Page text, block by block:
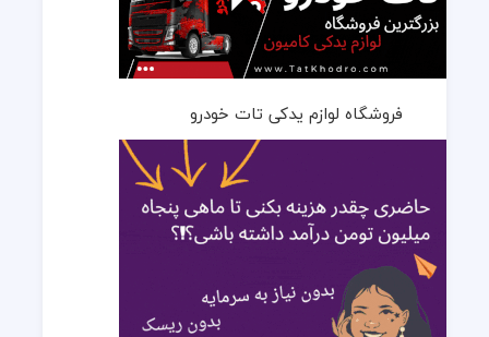
فروشگاه لوازم یدکی تات خودرو